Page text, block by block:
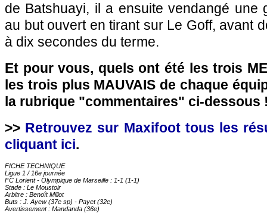
de Batshuayi, il a ensuite vendangé une
au but ouvert en tirant sur Le Goff, avant
à dix secondes du terme.
Et pour vous, quels ont été les trois
les trois plus MAUVAIS de chaque
la rubrique "commentaires" ci-dessous
>> Retrouvez sur Maxifoot tous les
cliquant ici.
FICHE TECHNIQUE
Ligue 1 / 16e journée
FC Lorient - Olympique de Marseille : 1-1 (1-1)
Stade : Le Moustoir
Arbitre : Benoît Millot
Buts : J. Ayew (37e sp) - Payet (32e)
Avertissement : Mandanda (36e)